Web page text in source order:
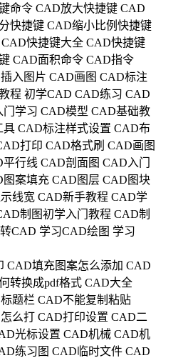
命令 CAD放大快捷键 CAD
快捷键 CAD缩小比例快捷键
CAD快捷键大全 CAD快捷键
CAD面积命令 CAD指令
入图片 CAD画图 CAD标注
程 初学CAD CAD练习 CAD
门学习 CAD模型 CAD基础教
具 CAD标注样式设置 CAD布
打印 CAD格式刷 CAD画图
平行线 CAD剖面图 CAD入门
图案填充 CAD图层 CAD图块
线宽 CAD新手教程 CAD学
制图初学入门教程 CAD制
CAD 学习CAD绘图 学习
CAD填充图案怎么添加 CAD
转换成pdf格式 CAD大全
题栏 CAD不能复制粘贴
么打 CAD打印设置 CAD二
光标设置 CAD机械 CAD机
练习图 CAD临时文件 CAD